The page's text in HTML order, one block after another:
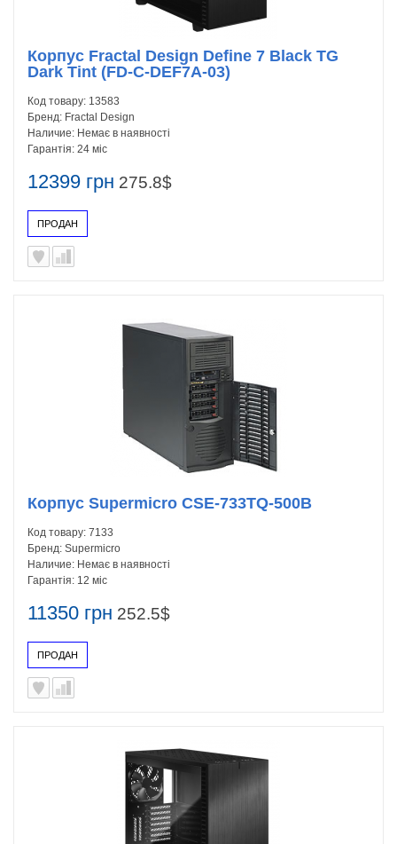
12399 грн 275.8$
ПРОДАН
Корпус Fractal Design Define 7 Black TG
Dark Tint (FD-C-DEF7A-03)
Код товару: 13583
Бренд: Fractal Design
Наличие: Немає в наявності
Гарантія: 24 міс
11350 грн 252.5$
ПРОДАН
Корпус Supermicro CSE-733TQ-500B
Код товару: 7133
Бренд: Supermicro
Наличие: Немає в наявності
Гарантія: 12 міс